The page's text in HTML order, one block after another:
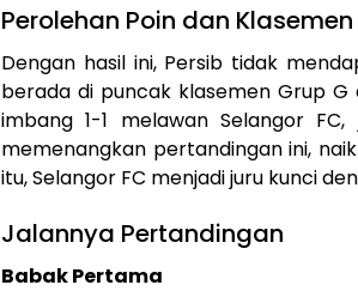
Perolehan Poin dan
Dengan hasil ini, Persib tidak
berada di puncak klasemen Grup G
imbang 1-1 melawan Selangor
memenangkan pertandingan ini,
itu, Selangor FC menjadi juru kunci
Jalannya Pertandingan
Babak Pertama